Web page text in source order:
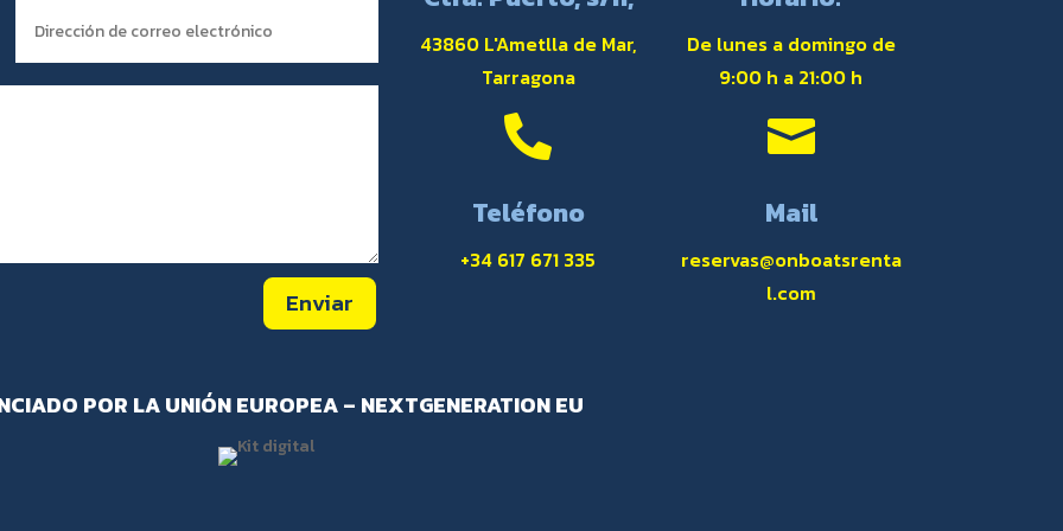
Enviar
43860 L'Ametlla de Mar,
Tarragona

Teléfono
+34 617 671 335
De lunes a domingo de
9:00 h a 21:00 h

Mail
reservas@onboatsrenta
l.com
POR LA UNIÓN EUROPEA – NEXTGENERATION EU